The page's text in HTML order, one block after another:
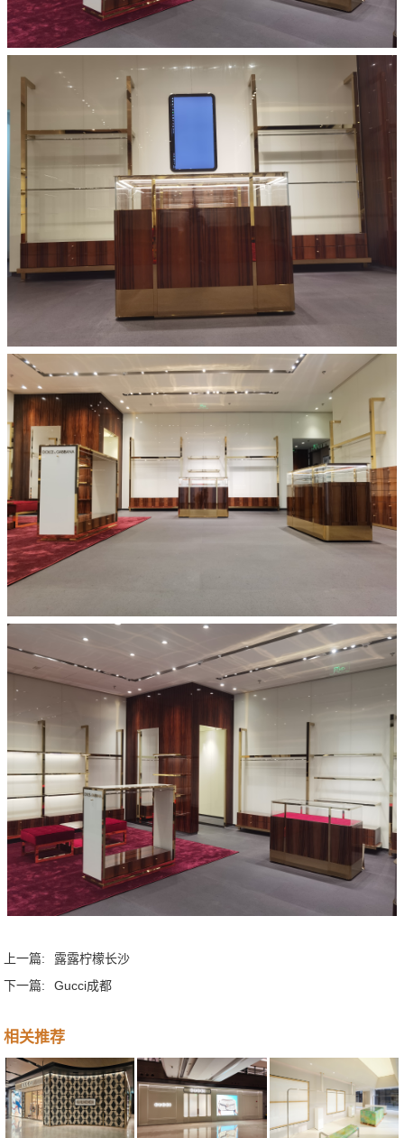
上一篇:
露露柠檬长沙
下一篇:
Gucci成都
相关推荐